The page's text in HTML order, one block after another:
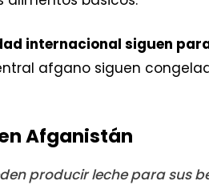
internacional siguen
afgano siguen
Afganistán
producir leche para sus